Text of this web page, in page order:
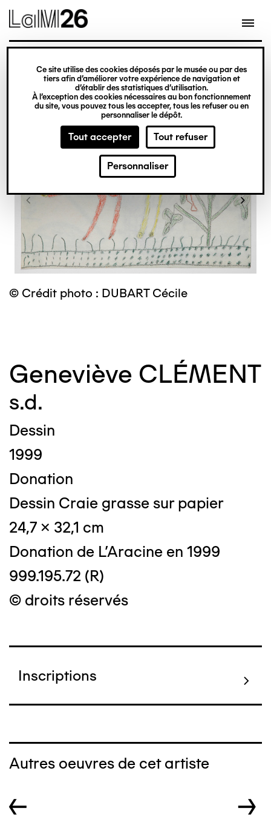
Gestion des cookies
Ce site utilise des cookies déposés par le musée ou par des
tiers afin d’améliorer votre expérience de navigation et
d’établir des statistiques d’utilisation.
À l’exception des cookies nécessaires au bon fonctionnement
du site, vous pouvez tous les accepter, tous les refuser ou en
personnaliser le dépôt.
Tout accepter Tout refuser
Personnaliser
contenu
© Crédit photo : DUBART Cécile
Geneviève CLÉMENT
s.d.
Dessin
1999
Donation
Dessin Craie grasse sur papier
24,7 x 32,1 cm
Donation de L'Aracine en 1999
999.195.72 (R)
© droits réservés
Inscriptions
Autres oeuvres de cet artiste
← →